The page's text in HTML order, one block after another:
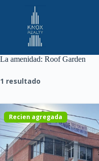
La amenidad: Roof Garden
1 resultado
Recien agregada